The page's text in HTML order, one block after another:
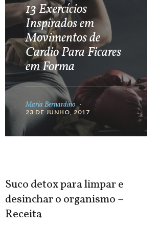
13 Exercícios
Inspirados em
Movimentos de
Cardio Para Ficares
em Forma
Maria Bernardino
23 DE JUNHO, 2017
Suco detox para limpar e
desinchar o organismo –
Receita